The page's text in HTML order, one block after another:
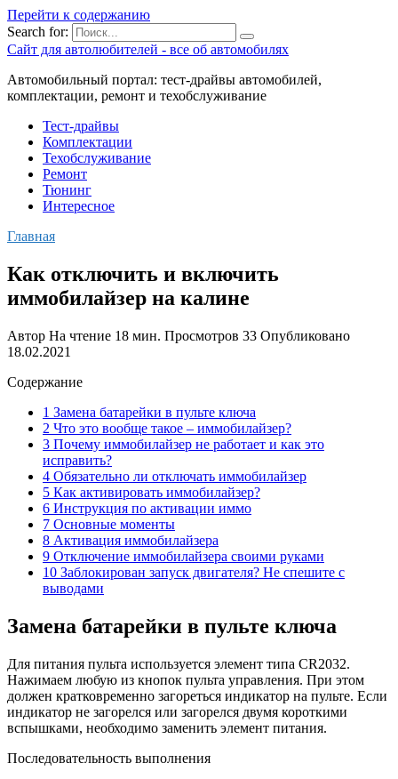
Перейти к содержанию
Search for:
Сайт для автолюбителей - все об автомобилях
Автомобильный портал: тест-драйвы автомобилей,
комплектации, ремонт и техобслуживание
Тест-драйвы
Комплектации
Техобслуживание
Ремонт
Тюнинг
Интересное
Главная
Как отключить и включить
иммобилайзер на калине
Автор На чтение 18 мин. Просмотров 33 Опубликовано
18.02.2021
Содержание
1 Замена батарейки в пульте ключа
2 Что это вообще такое – иммобилайзер?
3 Почему иммобилайзер не работает и как это
исправить?
4 Обязательно ли отключать иммобилайзер
5 Как активировать иммобилайзер?
6 Инструкция по активации иммо
7 Основные моменты
8 Активация иммобилайзера
9 Отключение иммобилайзера своими руками
10 Заблокирован запуск двигателя? Не спешите с
выводами
Замена батарейки в пульте ключа
Для питания пульта используется элемент типа CR2032.
Нажимаем любую из кнопок пульта управления. При этом
должен кратковременно загореться индикатор на пульте. Если
индикатор не загорелся или загорелся двумя короткими
вспышками, необходимо заменить элемент питания.
Последовательность выполнения